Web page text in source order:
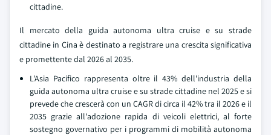
cittadine.
Il mercato della guida autonoma ultra cruise e su strade
cittadine in Cina è destinato a registrare una crescita significativa
e promettente dal 2026 al 2035.
L'Asia Pacifico rappresenta oltre il 43% dell'industria della
guida autonoma ultra cruise e su strade cittadine nel 2025 e si
prevede che crescerà con un CAGR di circa il 42% tra il 2026 e il
2035 grazie all'adozione rapida di veicoli elettrici, al forte
sostegno governativo per i programmi di mobilità autonoma